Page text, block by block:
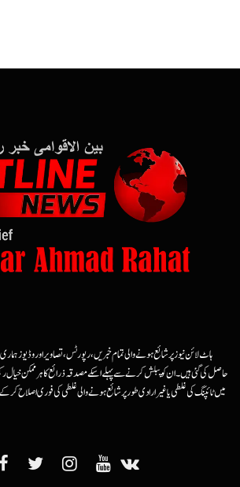
ہاٹ لائن نیوز پر شائع ہونے والی تمام خبریں، رپورٹس، تصاویر اور وڈیوز
حاصل کی گئی ہیں۔ ان کو پبلش کرنے سے پہلے اسکے مصدقہ ذرائع کا ہرممکن خیال
میں ٹائپنگ کی غلطی یا غیرارادی طور پر شائع ہونے والی غلطی کی فوری اصلاح